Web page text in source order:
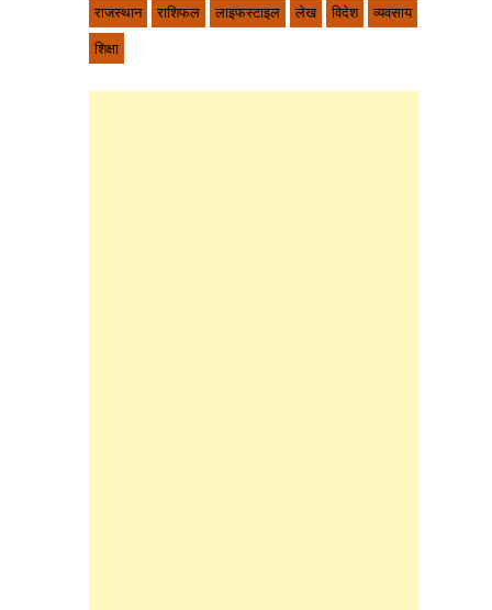
राजस्थान
राशिफल लाइफस्टाइल लेख विदेश
व्यवसाय
शिक्षा